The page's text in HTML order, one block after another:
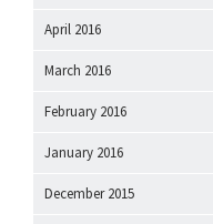
April 2016
March 2016
February 2016
January 2016
December 2015